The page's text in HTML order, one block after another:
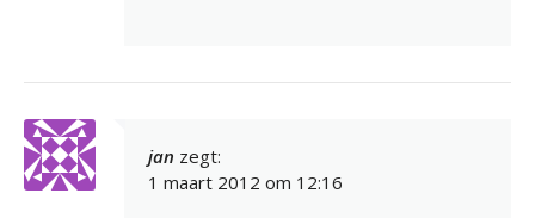
jan zegt:
1 maart 2012 om 12:16